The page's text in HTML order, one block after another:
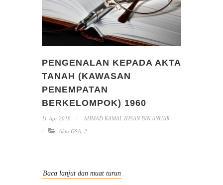
PENGENALAN KEPADA AKTA
TANAH (KAWASAN
PENEMPATAN
BERKELOMPOK) 1960
11 Apr 2018 AHMAD KAMAL IHSAN BIN ANUAR
Akta GSA 2
Baca lanjut dan muat turun